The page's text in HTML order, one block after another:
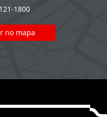
1800
no mapa